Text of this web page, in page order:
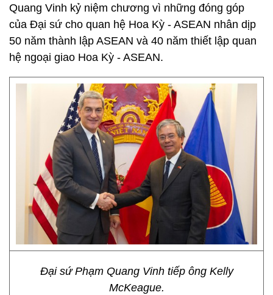
Quang Vinh kỷ niệm chương vì những đóng góp
của Đại sứ cho quan hệ Hoa Kỳ - ASEAN nhân dịp
50 năm thành lập ASEAN và 40 năm thiết lập quan
hệ ngoại giao Hoa Kỳ - ASEAN.
Đại sứ Phạm Quang Vinh tiếp ông Kelly
McKeague.